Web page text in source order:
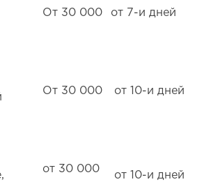
От 30 000 от 7-и дней
От 30 000 от 10-и дней
от 30 000
от 10-и дней